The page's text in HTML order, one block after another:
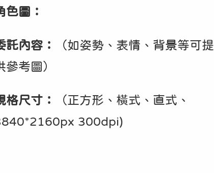
色圖：
託內容：
（如姿勢、表情、背景等可提
參考圖）
格尺寸：
（正方形、橫式、直式、
300dpi)